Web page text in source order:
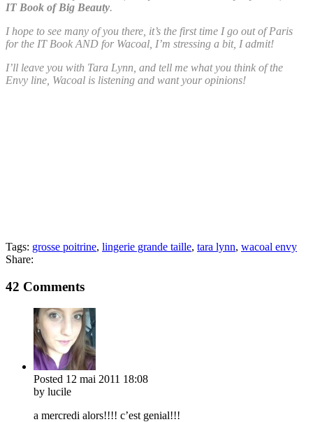
IT Book of Big Beauty.
I hope to see many of you there, it’s the first time I go out of Paris
for the IT Book AND for Wacoal, I’m stressing a bit, I admit!
I’ll leave you with Tara Lynn, and tell me what you think of the
Envy line, Wacoal is listening and want your opinions!
Tags: grosse poitrine, lingerie grande taille, tara lynn, wacoal envy
Share:
42 Comments
Posted 12 mai 2011 18:08
by lucile
a mercredi alors!!!! c’est genial!!!